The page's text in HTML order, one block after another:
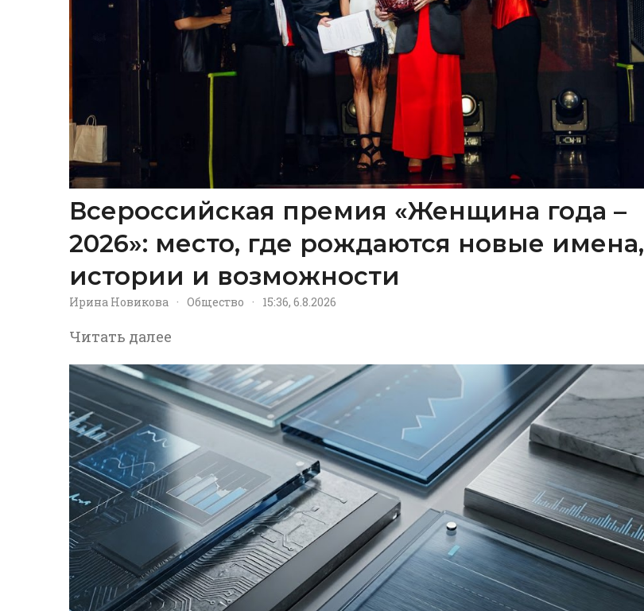
Всероссийская премия «Женщина года –
2026»: место, где рождаются новые имена,
истории и возможности
Ирина Новикова · Общество · 15:36, 6.8.2026
Читать далее